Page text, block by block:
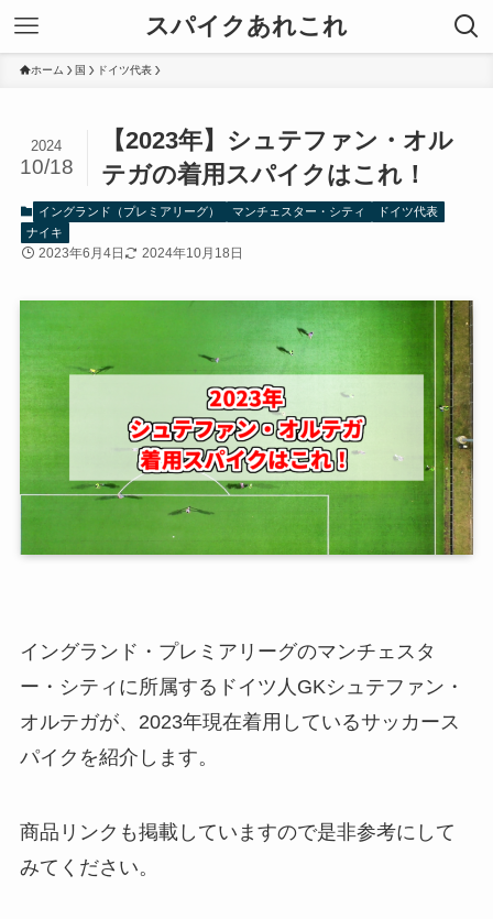
スパイクあれこれ
ホーム 国 ドイツ代表
【2023年】シュテファン・オル
テガの着用スパイクはこれ！
2024
10/18
イングランド（プレミアリーグ） マンチェスター・シティ
ドイツ代表
ナイキ
2023年6月4日 2024年10月18日
イングランド・プレミアリーグのマンチェスタ
ー・シティに所属するドイツ人GKシュテファン・
オルテガが、2023年現在着用しているサッカース
パイクを紹介します。
商品リンクも掲載していますので是非参考にして
みてください。